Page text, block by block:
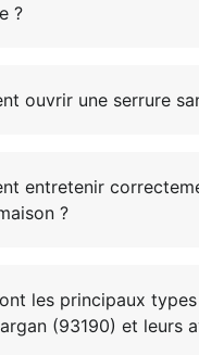
?
ouvrir une serrure
entretenir
?
les principaux
(93190) et leurs